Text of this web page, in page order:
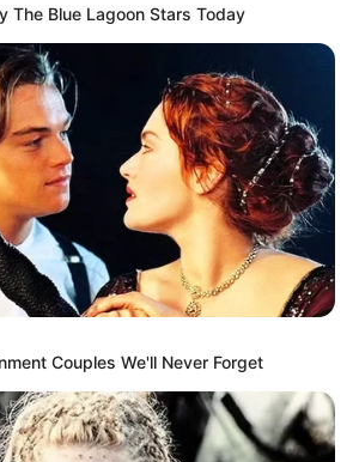
The Blue Lagoon Stars Today
Couples We'll Never Forget